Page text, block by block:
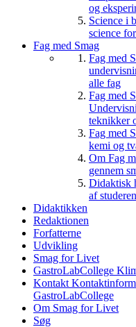
og
Science i
science
Fag med Smag
Fag med
alle fag
Fag med
teknikker
Fag med
kemi og
Om Fag
gennem
Didaktisk
af
Didaktikken
Redaktionen
Forfatterne
Udvikling
Smag for Livet
GastroLabCollege
Kontakt
GastroLabCollege
Om Smag for Livet
Søg